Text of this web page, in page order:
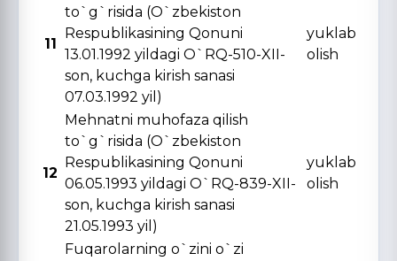
11
to`g`risida (O`zbekiston
Respublikasining Qonuni
13.01.1992 yildagi O`RQ-510-XII-
son, kuchga kirish sanasi
07.03.1992 yil)
yuklab
olish
12
Mehnatni muhofaza qilish
to`g`risida (O`zbekiston
Respublikasining Qonuni
06.05.1993 yildagi O`RQ-839-XII-
son, kuchga kirish sanasi
21.05.1993 yil)
yuklab
olish
Fuqarolarning o`zini o`zi